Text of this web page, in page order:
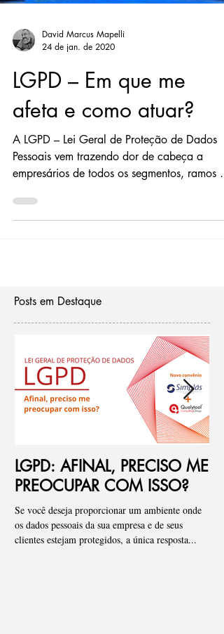
24 de jan. de 2020
LGPD – Em que me
afeta e como atuar?
A LGPD – Lei Geral de Proteção de Dados
empresários de todos os segmentos, ramos de
atuação e...
LGPD: AFINAL, PRECISO ME
PREOCUPAR COM ISSO?
Se você deseja proporcionar um ambiente onde